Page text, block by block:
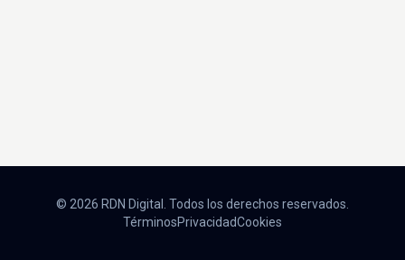
© 2026 RDN Digital. Todos los derechos reservados.
TérminosPrivacidadCookies